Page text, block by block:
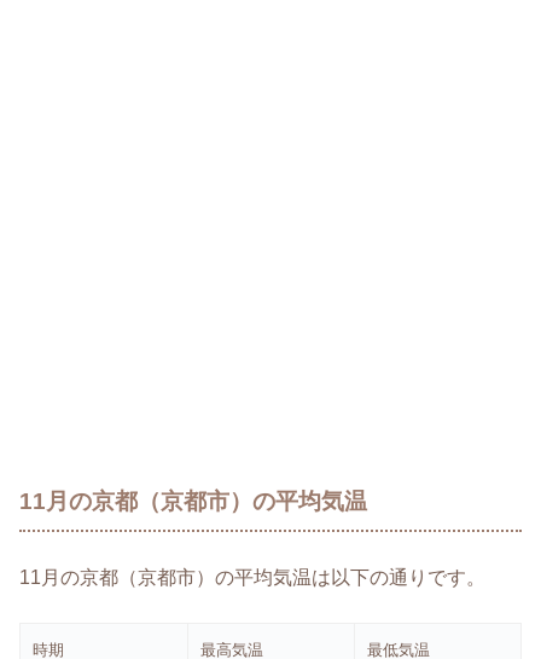
11月の京都（京都市）の平均気温
11月の京都（京都市）の平均気温は以下の通りです。
時期 最高気温 最低気温